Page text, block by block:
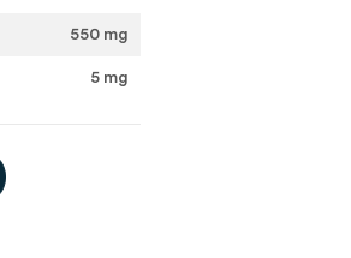
550 mg
5 mg